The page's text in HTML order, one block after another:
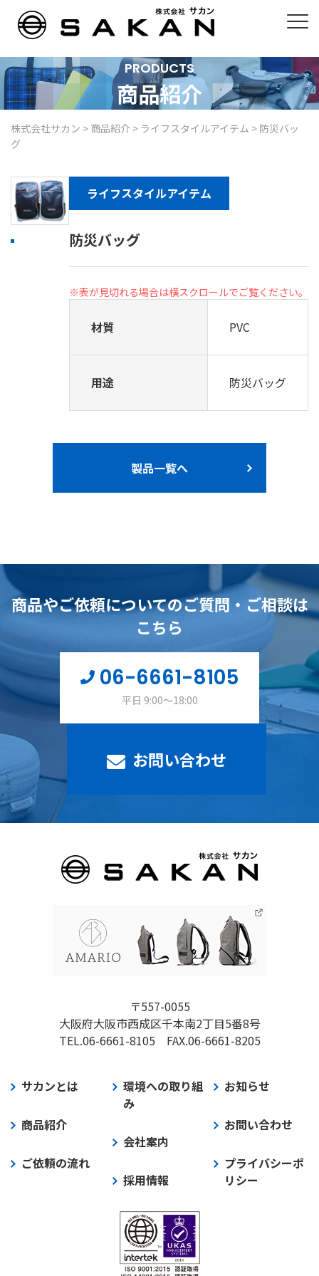
PRODUCTS
商品紹介
株式会社サカン > 商品紹介 > ライフスタイルアイテム > 防災バッ
グ
ライフスタイルアイテム
防災バッグ
材質 PVC
用途 防災バッグ
製品一覧へ
商品やご依頼についてのご質問・ご相談は
こちら
06-6661-8105
平日 9:00～18:00
お問い合わせ
〒557-0055
大阪府大阪市西成区千本南2丁目5番8号
TEL.06-6661-8105 FAX.06-6661-8205
サカンとは
商品紹介
ご依頼の流れ
環境への取り組
み
会社案内
採用情報
お知らせ
お問い合わせ
プライバシーポ
リシー